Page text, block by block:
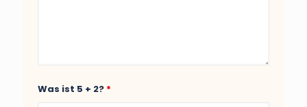
Was ist 5 + 2? *